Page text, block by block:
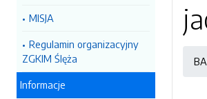
MISJA
Regulamin organizacyjny
ZGKIM Ślęża
Informacje